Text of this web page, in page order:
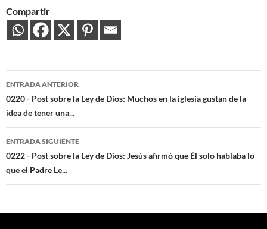
Compartir
Navegación
de
entradas
ENTRADA ANTERIOR
0220 - Post sobre la Ley de Dios: Muchos en la iglesia gustan de la
idea de tener una...
ENTRADA SIGUIENTE
0222 - Post sobre la Ley de Dios: Jesús afirmó que Él solo hablaba lo
que el Padre Le...